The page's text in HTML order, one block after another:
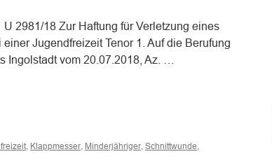
2981/18 Zur Haftung für Verletzung eines
Jugendfreizeit Tenor 1. Auf die Berufung
Ingolstadt vom 20.07.2018, Az. …
, Klappmesser, Minderjähriger, Schnittwunde,